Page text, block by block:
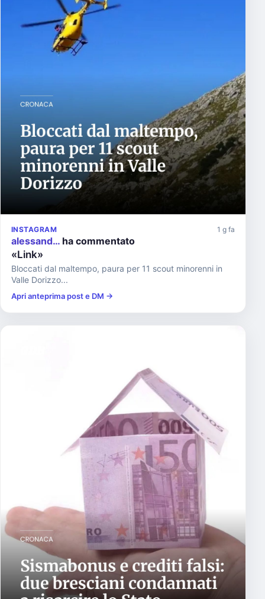
INSTAGRAM 1 g fa
alessand… ha commentato
«Link»
Bloccati dal maltempo, paura per 11 scout minorenni in
Valle Dorizzo...
Apri anteprima post e DM →